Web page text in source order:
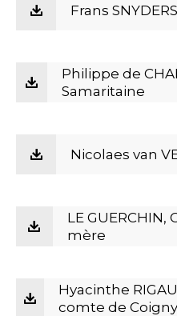
Frans
Philippe de
Samaritaine
Nicolaes van
LE
mère
Hyacinthe
comte de Coigny